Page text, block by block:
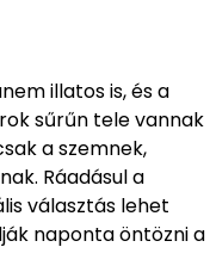
illatos is, és a
sűrűn tele vannak
a szemnek,
Ráadásul a
választás lehet
naponta öntözni a